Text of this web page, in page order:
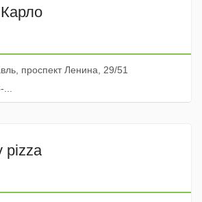
проспект Ленина, 29/51
pizza